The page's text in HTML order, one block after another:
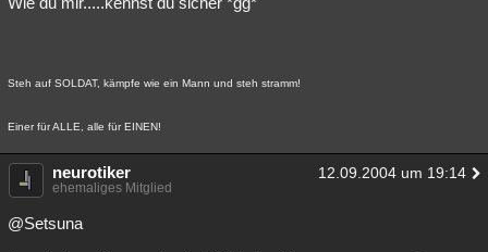
Steh auf SOLDAT, kämpfe wie ein Mann und steh stramm!
Einer für ALLE, alle für EINEN!
neurotiker 12.09.2004 um 19:14
ehemaliges Mitglied
@Setsuna